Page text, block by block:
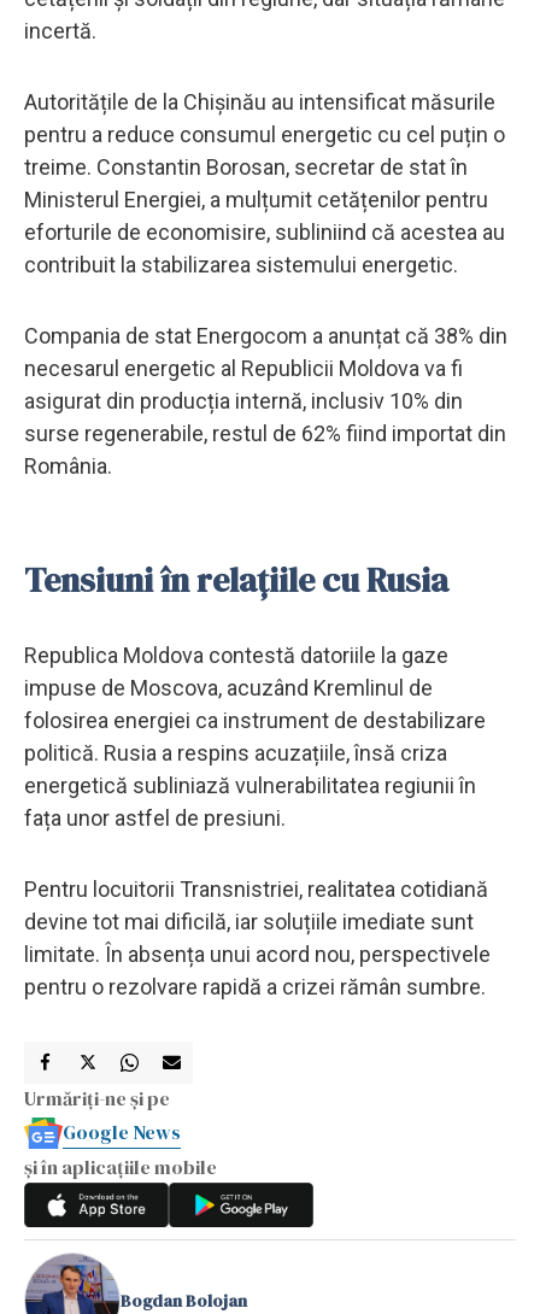
incertă.
Autoritățile de la Chișinău au intensificat măsurile
pentru a reduce consumul energetic cu cel puțin o
treime. Constantin Borosan, secretar de stat în
Ministerul Energiei, a mulțumit cetățenilor pentru
eforturile de economisire, subliniind că acestea au
contribuit la stabilizarea sistemului energetic.
Compania de stat Energocom a anunțat că 38% din
necesarul energetic al Republicii Moldova va fi
asigurat din producția internă, inclusiv 10% din
surse regenerabile, restul de 62% fiind importat din
România.
Tensiuni în relațiile cu Rusia
Republica Moldova contestă datoriile la gaze
impuse de Moscova, acuzând Kremlinul de
folosirea energiei ca instrument de destabilizare
politică. Rusia a respins acuzațiile, însă criza
energetică subliniază vulnerabilitatea regiunii în
fața unor astfel de presiuni.
Pentru locuitorii Transnistriei, realitatea cotidiană
devine tot mai dificilă, iar soluțiile imediate sunt
limitate. În absența unui acord nou, perspectivele
pentru o rezolvare rapidă a crizei rămân sumbre.
Urmăriți-ne și pe
Google News
și în aplicațiile mobile
Bogdan Bolojan